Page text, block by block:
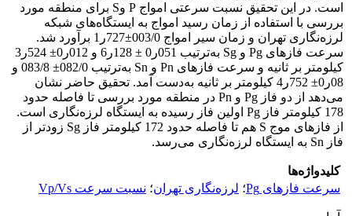
است. در این تحقیق نسبت سرعتی امواج P وS برای منطقه مورد
بررسی با استفاده از زمان رسید امواج به ایستگاه‌های شبکه
لرزه‌نگاری تهران و زمان سیر امواج 003/0±727ر1 برآورد شد.
سرعت فازهای Pg و Sg به‌ترتیب 051ر0 ± 128ر6 و 012ر0± 524ر3
کیلومتر بر ثانیه و سرعت فازهای Pn و Sn به‌ترتیب 082/0± 083/8 و
08ر0± 752ر4 کیلومتر بر ثانیه به‌دست آمد. تحقیق حاضر نشان
می‌دهد از دو فاز Pg و Pn در منطقه مورد بررسی تا فاصله حدود
178 کیلومتر فاز Pg اولین فاز رسیده به ایستگاه لرزه‌نگاری است.
از فازهای موج S هم تا فاصله حدود 172 کیلومتر فاز Sg زودتر از
فاز Sn به ایستگاه لرزه‌نگاری می‌رسد.
کلیدواژه‌ها
سرعت فازهای Pg
؛ لرزه‌نگاری تهران؛ نسبت سرعت Vp/Vs